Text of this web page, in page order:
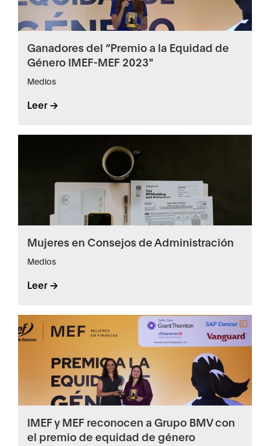
Ganadores del “Premio a la Equidad de
Género IMEF-MEF 2023"
Medios
Leer ->
Mujeres en Consejos de Administración
Medios
Leer ->
IMEF y MEF reconocen a Grupo BMV con
el premio de equidad de género